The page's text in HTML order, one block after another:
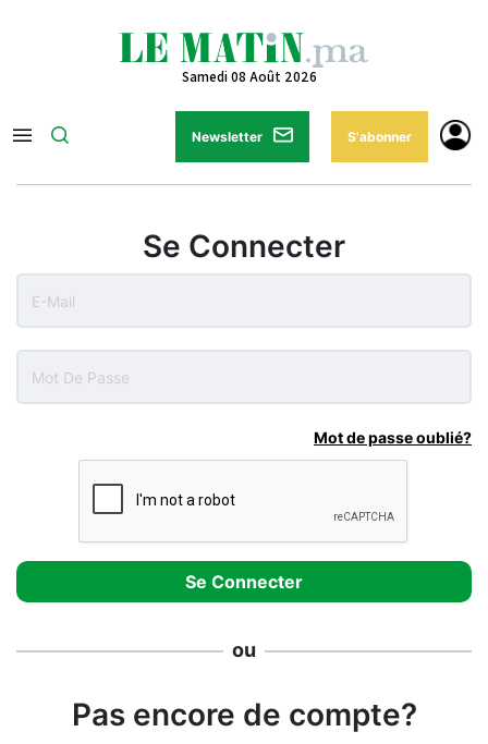
Samedi 08 Août 2026
Newsletter S'abonner
Se Connecter
Mot de passe oublié?
ou
Pas encore de compte?